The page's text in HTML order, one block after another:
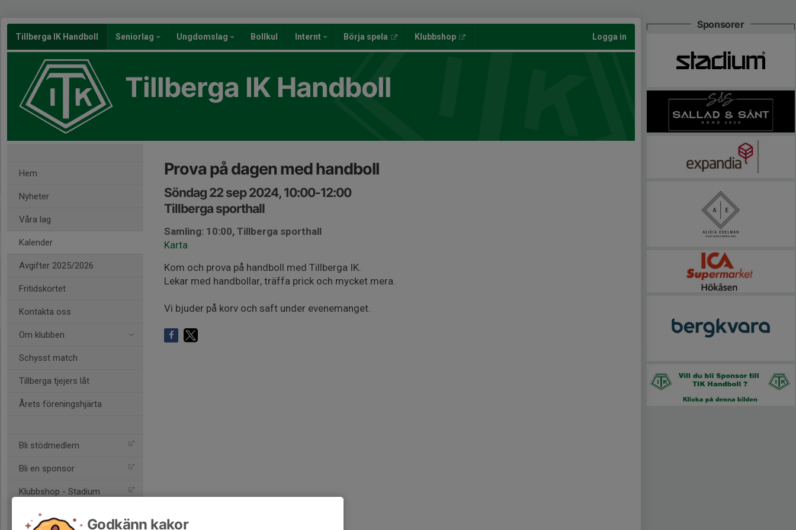
Tillberga IK Handboll Seniorlag Ungdomslag Bollkul Internt Börja spela Klubbshop Logga in
Tillberga IK Handboll
Hem
Nyheter
Våra lag
Kalender
Avgifter 2025/2026
Fritidskortet
Kontakta oss
Om klubben
Schysst match
Tillberga tjejers låt
Årets föreningshjärta
Bli stödmedlem
Bli en sponsor
Klubbshop - Stadium
SvHF
Prova på dagen med handboll
Söndag 22 sep 2024, 10:00-12:00
Tillberga sporthall
Samling: 10:00, Tillberga sporthall
Karta
Kom och prova på handboll med Tillberga IK.
Lekar med handbollar, träffa prick och mycket mera.
Vi bjuder på korv och saft under evenemanget.
Sponsorer
Godkänn kakor